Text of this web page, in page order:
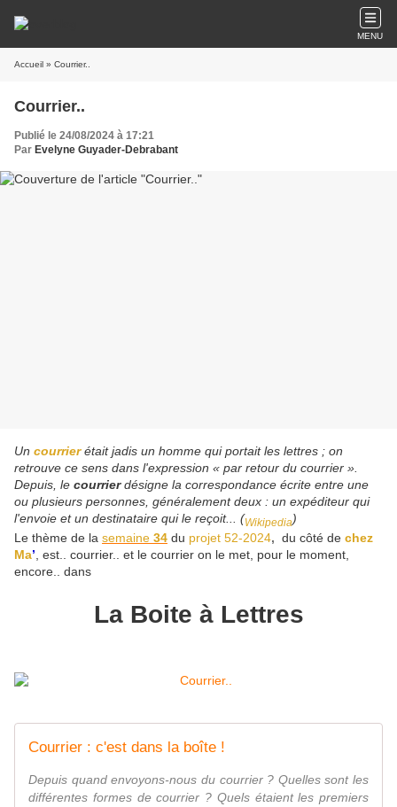
MENU
Accueil » Courrier..
Courrier..
Publié le 24/08/2024 à 17:21
Par Evelyne Guyader-Debrabant
Un courrierétait jadis un homme qui portait les lettres ; on
retrouve ce sens dans l'expression « par retour du courrier ».
Depuis, le courrierdésigne la correspondance écrite entre une
ou plusieurs personnes, généralement deux : un expéditeur qui
l'envoie et un destinataire qui le reçoit... (Wikipedia)
Le thème de la semaine 34 du projet 52-2024, du côté de chez
Ma’ , est.. courrier.. et le courrier on le met, pour le moment,
encore.. dans
La Boite à Lettres
Courrier : c'est dans la boîte !
Depuis quand envoyons-nous du courrier ? Quelles sont les
différentes formes de courrier ? Quels étaient les premiers